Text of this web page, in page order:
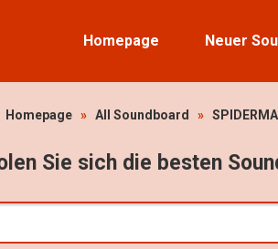
Homepage Neuer
Homepage » All Soundboard »
Sie sich die besten